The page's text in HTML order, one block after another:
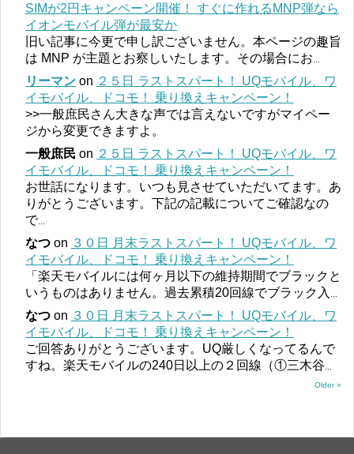
SIMが2円キャンペーン開催！ すぐに作れるMNP弾なら
イオンモバイル弾が最安か
旧い記事に今更で申し訳ございません。本ページの趣旨
は MNP が主題とお察しいたします。その場合にお
リーマン on ２５日 ラストスパート！ UQモバイル、ワ
イモバイル、ドコモ！ 乗り換えキャンペーン！
>>一般庶民さん大きな声では言えないですがマイペー
ジから変更できますよ。
一般庶民 on ２５日 ラストスパート！ UQモバイル、ワ
イモバイル、ドコモ！ 乗り換えキャンペーン！
お世話になります。いつも見させていただいてます。あ
りがとうございます。下記の記載についてご確認なの
で...
なつ on ３０日 月末ラストスパート！ UQモバイル、ワ
イモバイル、ドコモ！ 乗り換えキャンペーン！
「楽天モバイルには何ヶ月以下の維持期間でブラックと
いうものはありません。過去累積20回線でブラック入
なつ on ３０日 月末ラストスパート！ UQモバイル、ワ
イモバイル、ドコモ！ 乗り換えキャンペーン！
ご回答ありがとうございます。UQ厳しくなってるんで
すね。楽天モバイルの240日以上の２回線（①三木谷
Older »